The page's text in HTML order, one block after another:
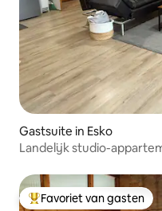
Gastsuite in Esko
Landelijk studio-
Topfavoriet van gasten
Favoriet van gasten